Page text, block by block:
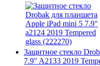
Защитное стекло
7.9" A2133 2019